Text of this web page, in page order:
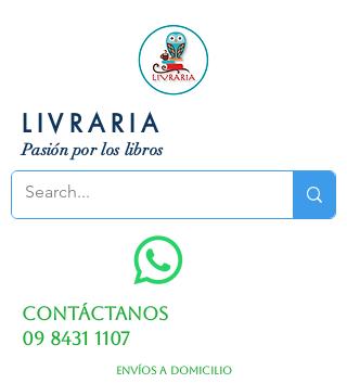
LIVRARIA
Pasión por los libros
Contáctanos
09 8431 1107
Envíos a domicilio